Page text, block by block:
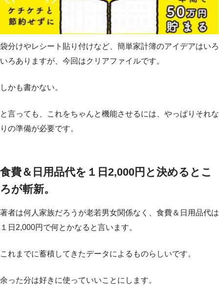
袋分けやレシート貼り付けなど、簡単家計簿のアイデアはいろ
いろありますが、今回はクリアファイルです。
しかも書かない。
と言っても、これをちゃんと機能させるには、やっぱりそれな
りの準備が必要です。
食費＆日用品代を１日2,000円と決めるとこ
ろが斬新。
著者は何人家族だろうが老若男女関係なく、食費＆日用品代は
１日2,000円で何とかなると言います。
これまでに蓄積してきたデータによるものらしいです。
余った分は好きに使っていいことにします。